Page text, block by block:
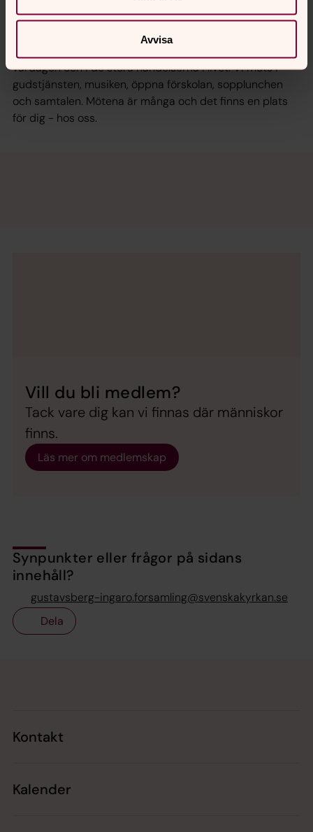
Avvisa
Att göra i kyrkan
vardagen och i de stora händelserna i livet. Vi möts i
gudstjänsten, musiken, öppna förskolan, sopplunchen
och samtalen. Mötena är många och det finns en plats
för dig - hos oss.
Vill du bli medlem?
Tack vare dig kan vi finnas där människor
finns.
Läs mer om medlemskap
Synpunkter eller frågor på sidans
innehåll?
gustavsberg-ingaro.forsamling@svenskakyrkan.se
Dela
Kontakt
Kalender